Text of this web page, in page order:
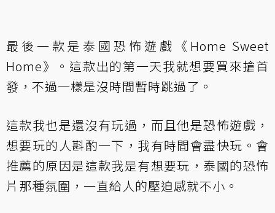
最後一款是泰國恐怖遊戲《Home Sweet
Home》。這款出的第一天我就想要買來搶首
發，不過一樣是沒時間暫時跳過了。
這款我也是還沒有玩過，而且他是恐怖遊戲，
想要玩的人斟酌一下，我有時間會盡快玩。會
推薦的原因是這款我是有想要玩，泰國的恐怖
片那種氛圍，一直給人的壓迫感就不小。